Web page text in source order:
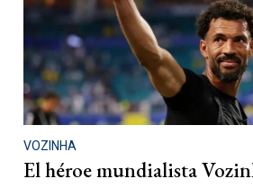
VOZINHA
El héroe mundialista